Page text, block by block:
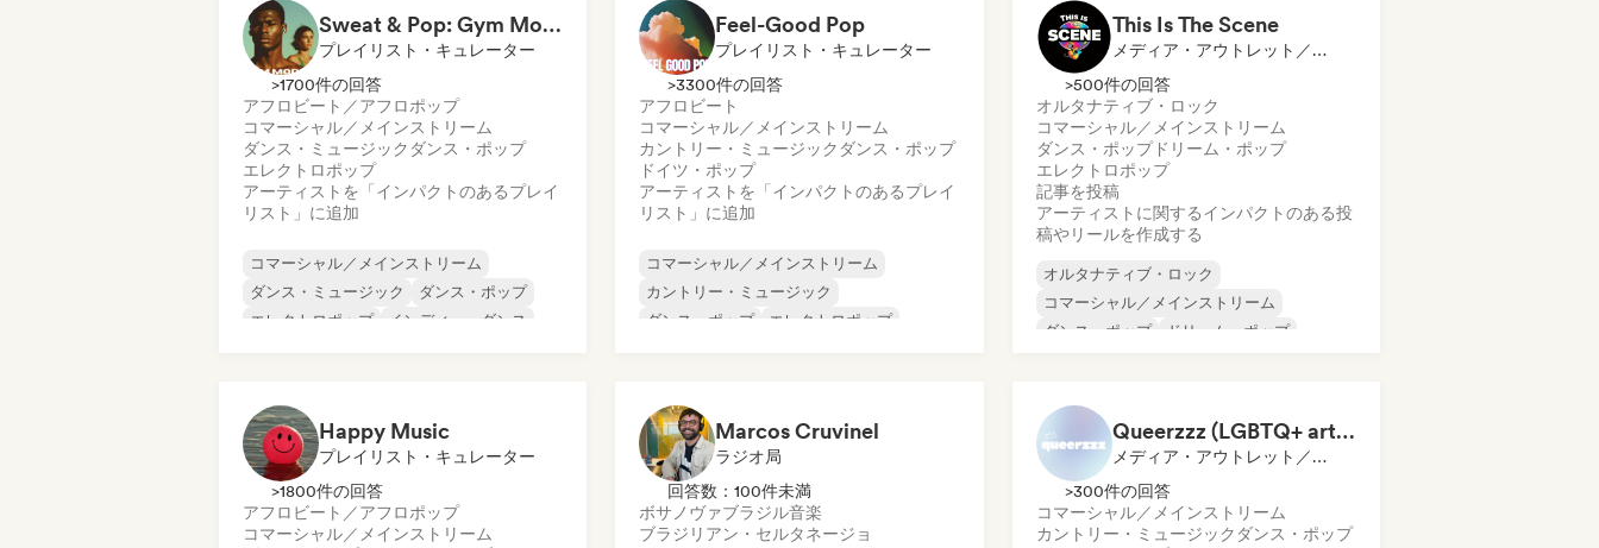
Sweat & Pop: Gym Mode 💦
プレイリスト・キュレーター
>1700件の回答
アフロビート／アフロポップ
コマーシャル／メインストリーム
ダンス・ミュージック ダンス・ポップ
エレクトロポップ
アーティストを「インパクトのあるプレイ
リスト」に追加
コマーシャル／メインストリーム
ダンス・ミュージック
ダンス・ポップ
エレクトロポップ
インディー・ダンス
Feel-Good Pop
プレイリスト・キュレーター
>3300件の回答
アフロビート
コマーシャル／メインストリーム
カントリー・ミュージック ダンス・ポップ
ドイツ・ポップ
アーティストを「インパクトのあるプレイ
リスト」に追加
コマーシャル／メインストリーム
カントリー・ミュージック
ダンス・ポップ
エレクトロポップ
This Is The Scene
メディア・アウトレット／ジャーナリスト
>500件の回答
オルタナティブ・ロック
コマーシャル／メインストリーム
ダンス・ポップドリーム・ポップ
エレクトロポップ
記事を投稿
アーティストに関するインパクトのある投
稿やリールを作成する
オルタナティブ・ロック
コマーシャル／メインストリーム
ダンス・ポップ
ドリーム・ポップ
Happy Music
プレイリスト・キュレーター
>1800件の回答
アフロビート／アフロポップ
コマーシャル／メインストリーム
Marcos Cruvinel
ラジオ局
回答数：100件未満
ボサノヴァブラジル音楽
ブラジリアン・セルタネージョ
Queerzzz (LGBTQ+ artists)
メディア・アウトレット／ジャーナリスト
>300件の回答
コマーシャル／メインストリーム
カントリー・ミュージック ダンス・ポップ